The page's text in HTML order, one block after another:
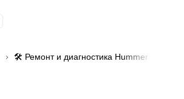
🛠️ Ремонт и диагностика Hummer в Алматы